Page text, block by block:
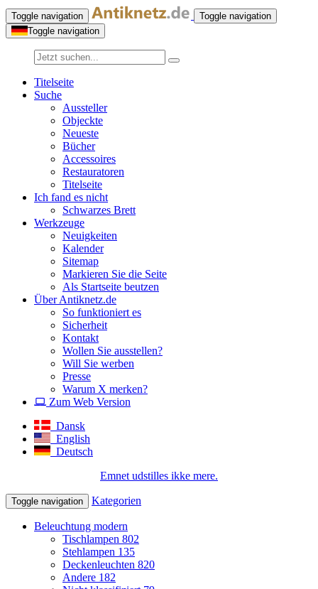
Toggle navigation
Toggle navigation
Toggle navigation
Titelseite
Suche
Aussteller
Objeckte
Neueste
Bücher
Accessoires
Restauratoren
Titelseite
Ich fand es nicht
Schwarzes Brett
Werkzeuge
Neuigkeiten
Kalender
Sitemap
Markieren Sie die Seite
Als Startseite beutzen
Über Antiknetz.de
So funktioniert es
Sicherheit
Kontakt
Wollen Sie ausstellen?
Will Sie werben
Presse
Warum X merken?
Zum Web Version
Dansk
English
Deutsch
Emnet udstilles ikke mere.
Toggle navigation Kategorien
Beleuchtung modern
Tischlampen 802
Stehlampen 135
Deckenleuchten 820
Andere 182